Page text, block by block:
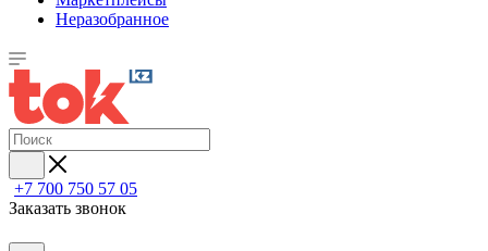
Неразобранное
+7 700 750 57 05
Заказать звонок